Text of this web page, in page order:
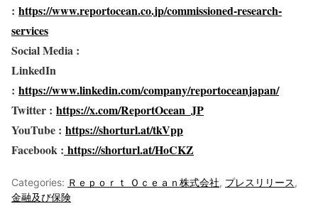
: https://www.reportocean.co.jp/commissioned-research-
services
Social Media :
LinkedIn
: https://www.linkedin.com/company/reportoceanjapan/
Twitter : https://x.com/ReportOcean_JP
YouTube : https://shorturl.at/tkVpp
Facebook : https://shorturl.at/HoCKZ
Categories: Ｒｅｐｏｒｔ Ｏｃｅａｎ株式会社, プレスリリース,
金融及び保険